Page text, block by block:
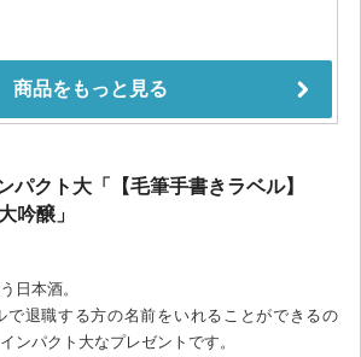
パクト大「【毛筆手書きラベル】
吟醸」
日本酒。
で退職する方の名前をいれることができるの
ンパクト大なプレゼントです。